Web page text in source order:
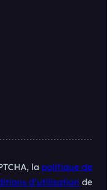
la politique de
d’utilisation de